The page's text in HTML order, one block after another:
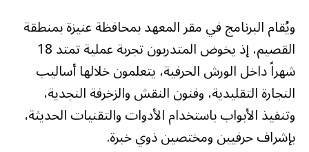
ويُقام البرنامج في مقر المعهد بمحافظة عنيزة بمنطقة
القصيم، إذ يخوض المتدربون تجربة عملية تمتد 18
شهراً داخل الورش الحرفية، يتعلمون خلالها أساليب
النجارة التقليدية، وفنون النقش والزخرفة النجدية،
وتنفيذ الأبواب باستخدام الأدوات والتقنيات الحديثة،
بإشراف حرفيين ومختصين ذوي خبرة.